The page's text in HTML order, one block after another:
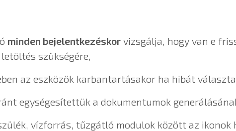
minden bejelentkezéskor vizsgálja, hogy van e
szükségére,
az eszközök karbantartásakor ha hibát
egységesítettük a dokumentumok
vízforrás, tűzgátló modulok között az